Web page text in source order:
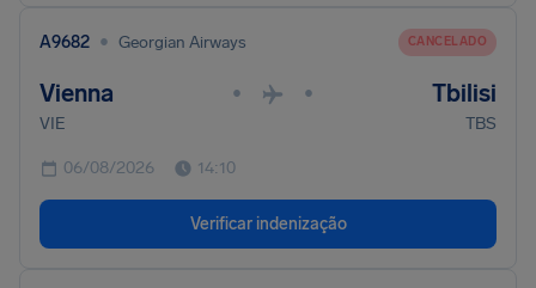
A9682 • Georgian Airways CANCELADO
Vienna • • Tbilisi
VIE TBS
06/08/2026 14:10
Verificar indenização